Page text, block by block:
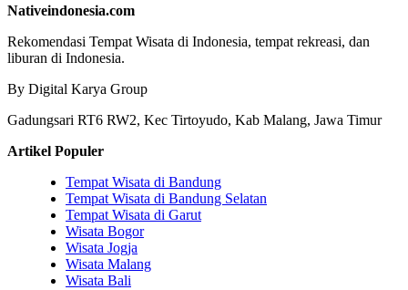
Nativeindonesia.com
Rekomendasi Tempat Wisata di Indonesia, tempat rekreasi, dan
liburan di Indonesia.
By Digital Karya Group
Gadungsari RT6 RW2, Kec Tirtoyudo, Kab Malang, Jawa Timur
Artikel Populer
Tempat Wisata di Bandung
Tempat Wisata di Bandung Selatan
Tempat Wisata di Garut
Wisata Bogor
Wisata Jogja
Wisata Malang
Wisata Bali